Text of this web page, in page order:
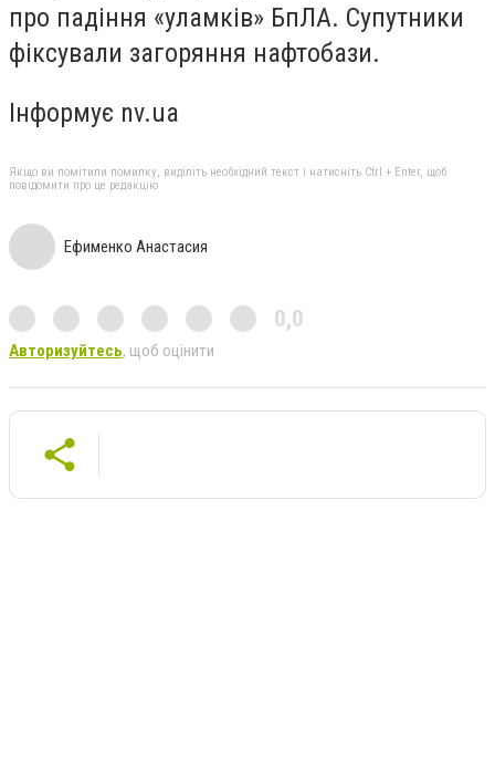
про падіння «уламків» БпЛА. Супутники
фіксували загоряння нафтобази.
Інформує nv.ua
Якщо ви помітили помилку, виділіть необхідний текст і натисніть Ctrl + Enter, щоб
повідомити про це редакцію
Ефименко Анастасия
0,0
Авторизуйтесь, щоб оцінити